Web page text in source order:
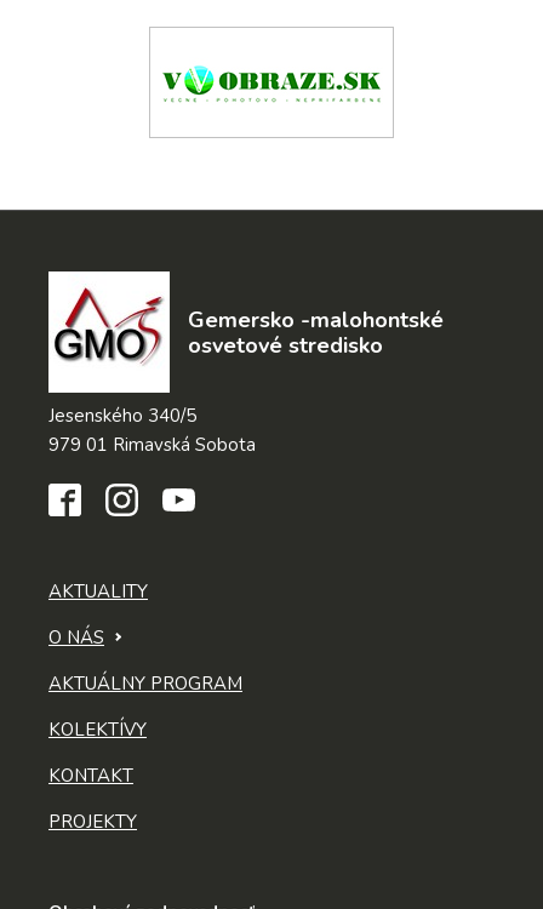
Gemersko -malohontské
osvetové stredisko
Jesenského 340/5
979 01 Rimavská Sobota
AKTUALITY
O NÁS
AKTUÁLNY PROGRAM
KOLEKTÍVY
KONTAKT
PROJEKTY